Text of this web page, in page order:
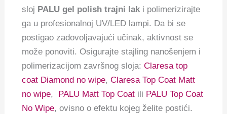
sloj PALU gel polish trajni lak i polimerizirajte
ga u profesionalnoj UV/LED lampi. Da bi se
postigao zadovoljavajući učinak, aktivnost se
može ponoviti. Osigurajte stajling nanošenjem i
polimerizacijom završnog sloja:Claresa top
coat Diamond no wipe,Claresa Top Coat Matt
no wipe, PALU Matt Top Coat ili PALU Top Coat
No Wipe, ovisno o efektu kojeg želite postići.